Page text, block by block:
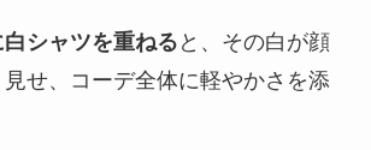
シャツを重ねる と、その白が顔
見せ、コーデ全体に軽やかさを添